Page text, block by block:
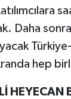
Daha
hep
HEYECAN